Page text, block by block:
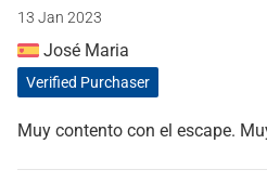
13 Jan 2023
José Maria
Verified Purchaser
Muy contento con el escape.